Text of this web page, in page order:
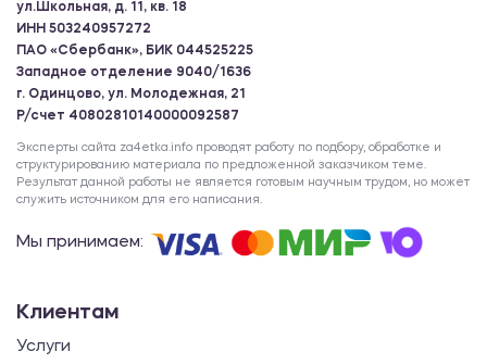
ул.Школьная, д. 11, кв. 18
ИНН 503240957272
ПАО «Сбербанк», БИК 044525225
Западное отделение 9040/1636
г. Одинцово, ул. Молодежная, 21
Р/счет 40802810140000092587
Эксперты сайта za4etka.info проводят работу по подбору, обработке и
структурированию материала по предложенной заказчиком теме.
Результат данной работы не является готовым научным трудом, но может
служить источником для его написания.
Мы принимаем:
Клиентам
Услуги